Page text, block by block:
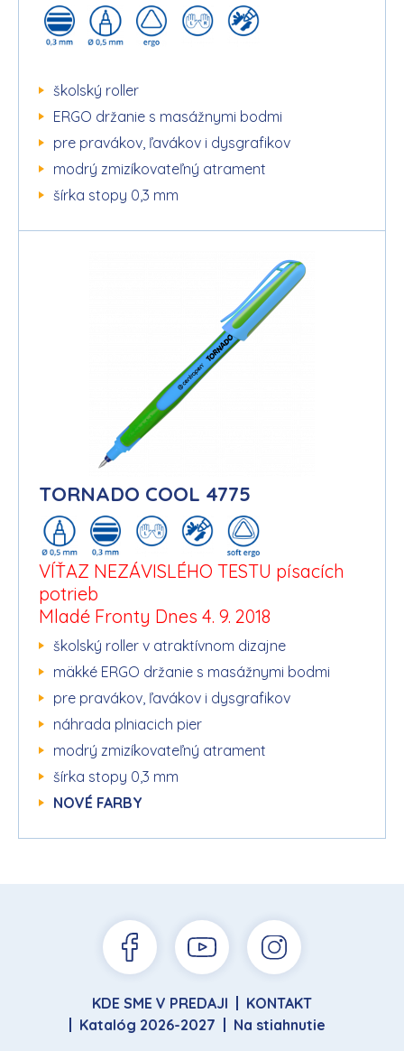
školský roller
ERGO držanie s masážnymi bodmi
pre pravákov, ľavákov i dysgrafikov
modrý zmizíkovateľný atrament
šírka stopy 0,3 mm
TORNADO COOL 4775
VÍŤAZ NEZÁVISLÉHO TESTU písacích
potrieb
Mladé Fronty Dnes 4. 9. 2018
školský roller v atraktívnom dizajne
mäkké ERGO držanie s masážnymi bodmi
pre pravákov, ľavákov i dysgrafikov
náhrada plniacich pier
modrý zmizíkovateľný atrament
šírka stopy 0,3 mm
NOVÉ FARBY
KDE SME V PREDAJI
KONTAKT
Katalóg 2026-2027
Na stiahnutie